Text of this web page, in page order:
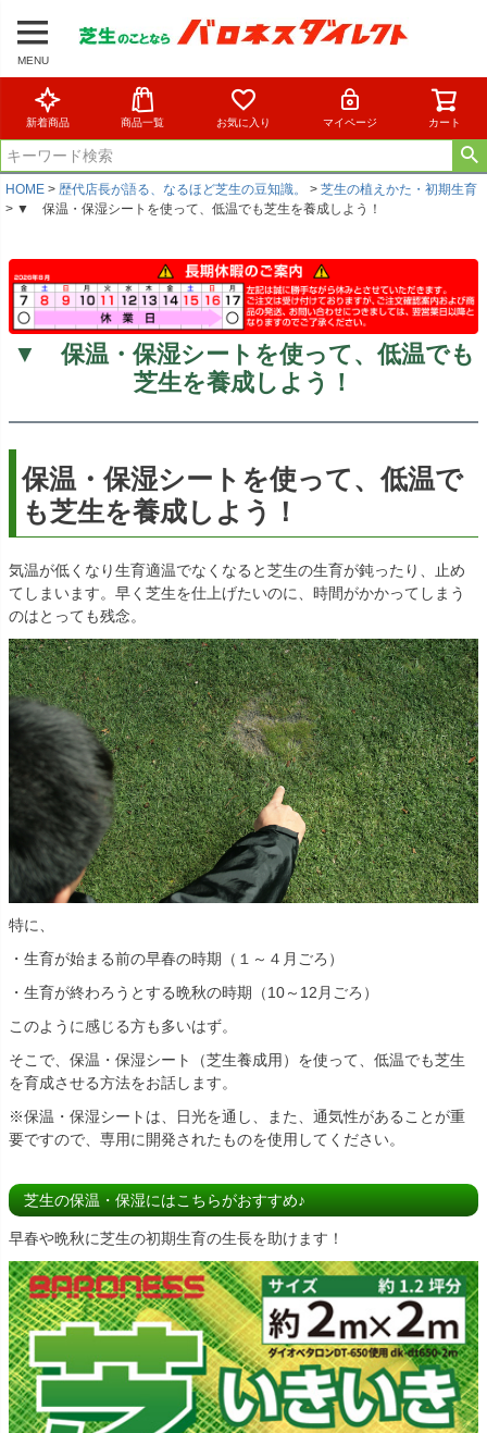
MENU
新着商品 商品一覧 お気に入り マイページ カート
HOME 歴代店長が語る、なるほど芝生の豆知識。
芝生の植えかた・初期生育
▼ 保温・保湿シートを使って、低温でも芝生を養成しよう！
▼ 保温・保湿シートを使って、低温でも
芝生を養成しよう！
保温・保湿シートを使って、低温で
も芝生を養成しよう！
気温が低くなり生育適温でなくなると芝生の生育が鈍ったり、止め
てしまいます。早く芝生を仕上げたいのに、時間がかかってしまう
のはとっても残念。
特に、
・生育が始まる前の早春の時期（１～４月ごろ）
・生育が終わろうとする晩秋の時期（10～12月ごろ）
このように感じる方も多いはず。
そこで、保温・保湿シート（芝生養成用）を使って、低温でも芝生
を育成させる方法をお話します。
※保温・保湿シートは、日光を通し、また、通気性があることが重
要ですので、専用に開発されたものを使用してください。
芝生の保温・保湿にはこちらがおすすめ♪
早春や晩秋に芝生の初期生育の生長を助けます！